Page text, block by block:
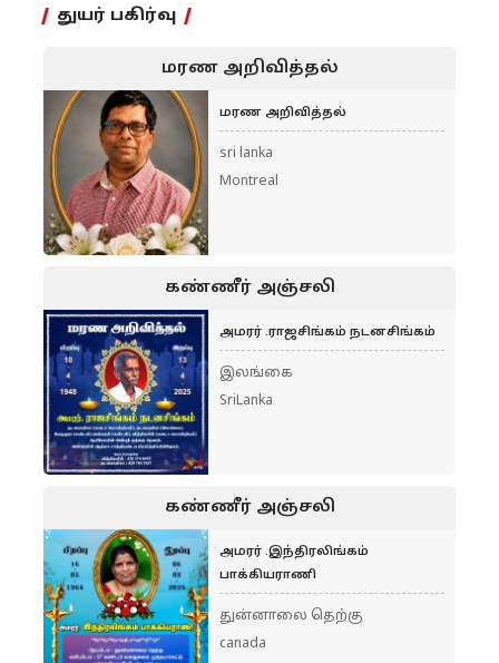
துயர் பகிர்வு
மரண அறிவித்தல்
மரண அறிவித்தல்
sri lanka
Montreal
கண்ணீர் அஞ்சலி
அமரர் .ராஜசிங்கம் நடனசிங்கம்
இலங்கை
SriLanka
கண்ணீர் அஞ்சலி
அமரர் .இந்திரலிங்கம்
பாக்கியராணி
துன்னாலை தெற்கு
canada